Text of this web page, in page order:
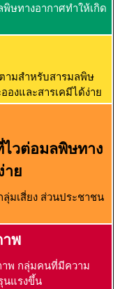
ษทางอากาศทำให้เกิด
ามสำหรับสารมลพิษ
องและสารเคมีได้ง่าย
วต่อมลพิษทาง
ย
มเสี่ยง ส่วนประชาชน
พ
าพ กลุ่มคนที่มีความ
นแรงขึ้น